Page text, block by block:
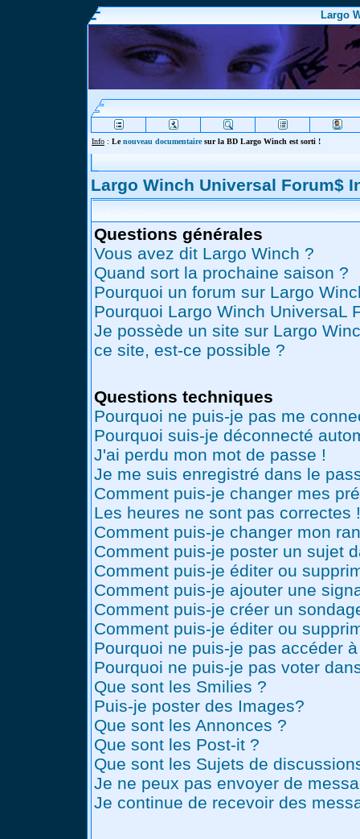
Largo
Info : Lenouveau documentairesur la BD Largo Winch est sorti !
Largo Winch Universal Forum$
Questions générales
Vous avez dit Largo Winch ?
Quand sort la prochaine saison ?
Pourquoi un forum sur Largo
Pourquoi Largo Winch UniversaL
Je possède un site sur Largo
ce site, est-ce possible ?
Questions techniques
Pourquoi ne puis-je pas me
Pourquoi suis-je déconnecté
J'ai perdu mon mot de passe !
Je me suis enregistré dans le
Comment puis-je changer mes
Les heures ne sont pas correctes !
Comment puis-je changer mon
Comment puis-je poster un sujet
Comment puis-je éditer ou
Comment puis-je ajouter une
Comment puis-je créer un
Comment puis-je éditer ou
Pourquoi ne puis-je pas accéder
Pourquoi ne puis-je pas voter
Que sont les Smilies ?
Puis-je poster des Images?
Que sont les Annonces ?
Que sont les Post-it ?
Que sont les Sujets de
Je ne peux pas envoyer de
Je continue de recevoir des